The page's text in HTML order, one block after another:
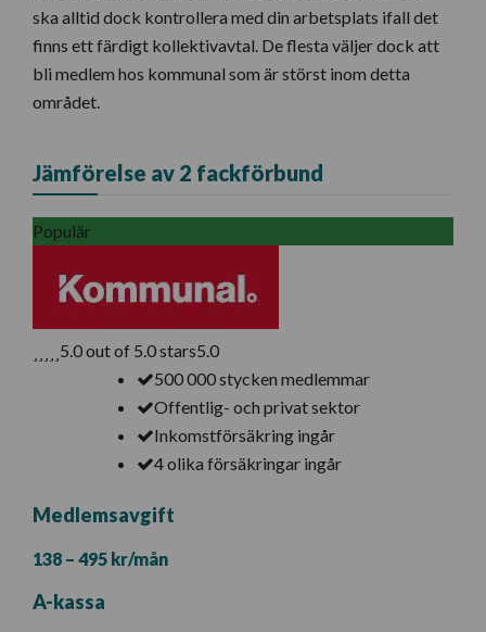
ska alltid dock kontrollera med din arbetsplats ifall det
finns ett färdigt kollektivavtal. De flesta väljer dock att
bli medlem hos kommunal som är störst inom detta
området.
Jämförelse av 2 fackförbund
Populär
5.0 out of 5.0 stars5.0
500 000 stycken medlemmar
Offentlig- och privat sektor
Inkomstförsäkring ingår
4 olika försäkringar ingår
Medlemsavgift
138 – 495 kr/mån
A-kassa